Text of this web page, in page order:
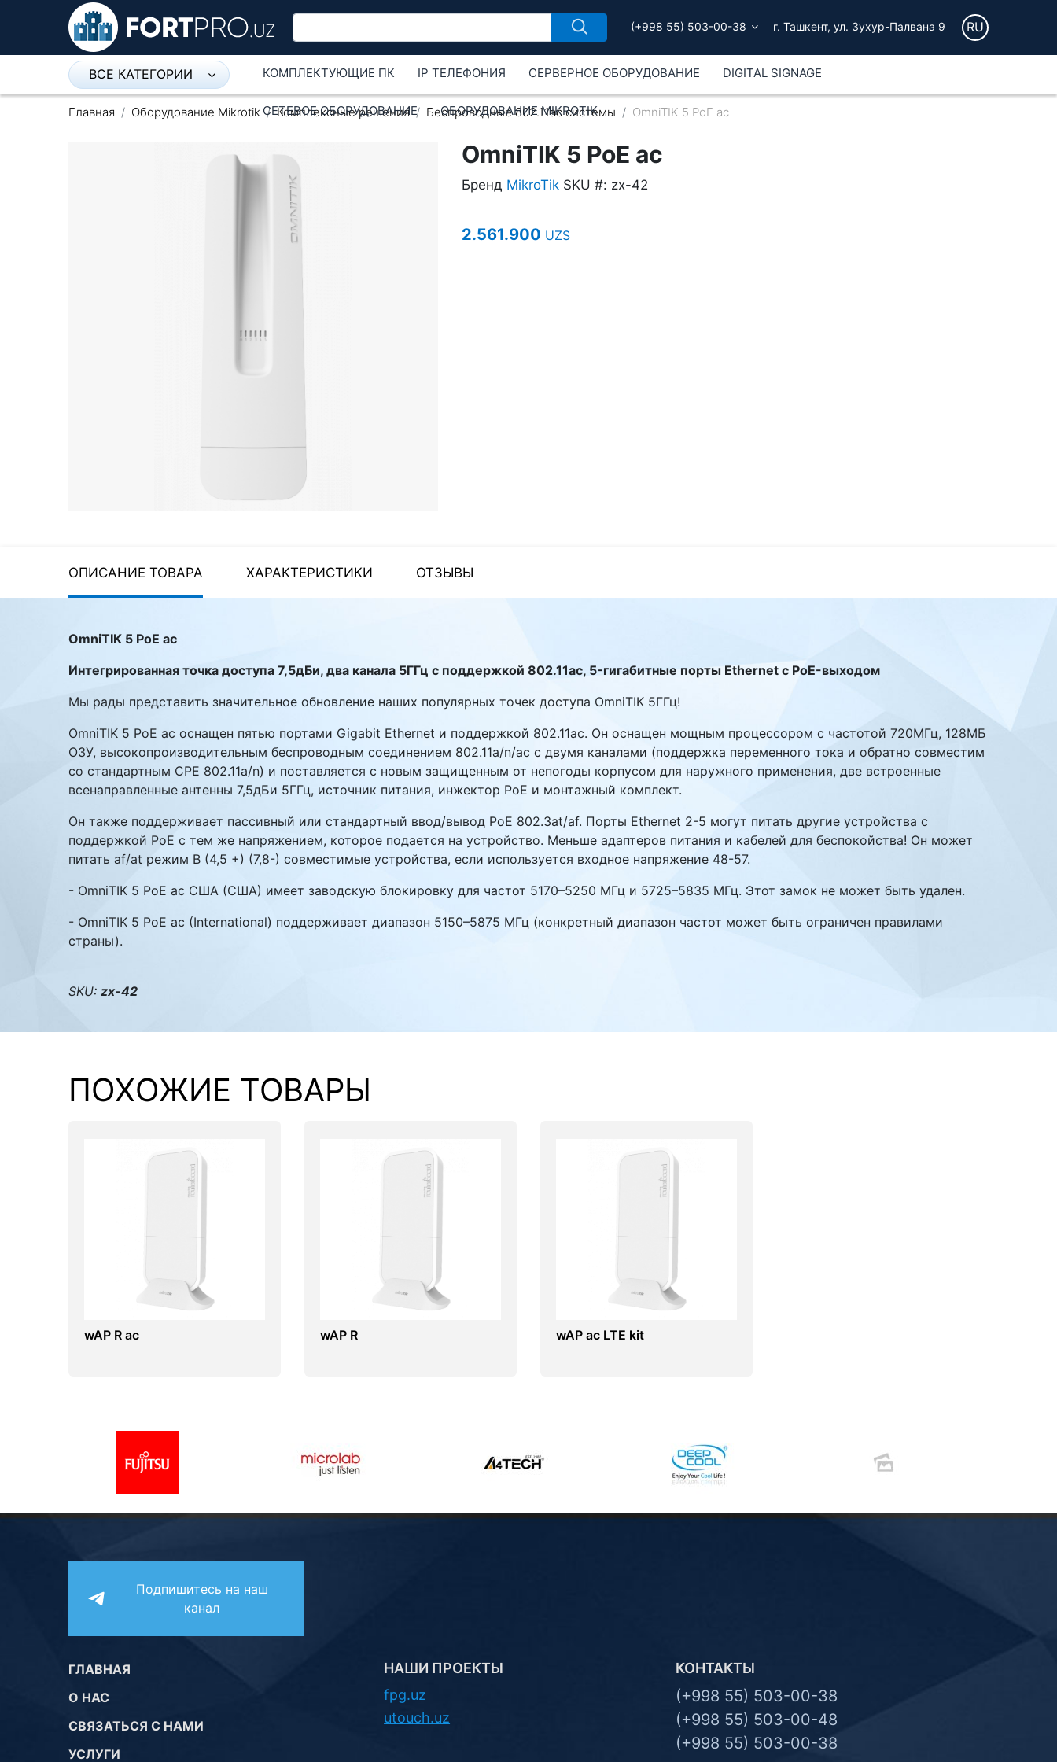
(+998 55) 503-00-38 г. Ташкент, ул. Зухур-Палвана 9 RU
ВСЕ КАТЕГОРИИ
Микрофон
Системы охлаждения
Видеоконференцсвязь
Digital Signage
Видеонаблюдение
Компьютеры Fujitsu
Комплектующие ПК
КОМПЛЕКТУЮЩИЕ ПК IP ТЕЛЕФОНИЯ СЕРВЕРНОЕ ОБОРУДОВАНИЕ DIGITAL SIGNAGE
СЕТЕВОЕ ОБОРУДОВАНИЕ ОБОРУДОВАНИЕ MIKROTIK
Главная Оборудование Mikrotik Комплексные решения Беспроводные 802.11ac системы OmniTIK 5 PoE ac
OmniTIK 5 PoE ac
Бренд MikroTik SKU #: zx-42
2.561.900 UZS
ОПИСАНИЕ ТОВАРА ХАРАКТЕРИСТИКИ ОТЗЫВЫ
OmniTIK 5 PoE ac
Интегрированная точка доступа 7,5дБи, два канала 5ГГц с поддержкой 802.11ac, 5-гигабитные порты Ethernet с PoE-выходом
Мы рады представить значительное обновление наших популярных точек доступа OmniTIK 5ГГц!
OmniTIK 5 PoE ac оснащен пятью портами Gigabit Ethernet и поддержкой 802.11ac. Он оснащен мощным процессором с частотой 720МГц, 128МБ
ОЗУ, высокопроизводительным беспроводным соединением 802.11a/n/ac с двумя каналами (поддержка переменного тока и обратно совместим
со стандартным CPE 802.11a/n) и поставляется с новым защищенным от непогоды корпусом для наружного применения, две встроенные
всенаправленные антенны 7,5дБи 5ГГц, источник питания, инжектор PoE и монтажный комплект.
Он также поддерживает пассивный или стандартный ввод/вывод PoE 802.3at/af. Порты Ethernet 2-5 могут питать другие устройства с
поддержкой PoE с тем же напряжением, которое подается на устройство. Меньше адаптеров питания и кабелей для беспокойства! Он может
питать af/at режим B (4,5 +) (7,8-) совместимые устройства, если используется входное напряжение 48-57.
- OmniTIK 5 PoE ac США (США) имеет заводскую блокировку для частот 5170–5250 МГц и 5725–5835 МГц. Этот замок не может быть удален.
- OmniTIK 5 PoE ac (International) поддерживает диапазон 5150–5875 МГц (конкретный диапазон частот может быть ограничен правилами
страны).
SKU: zx-42
ПОХОЖИЕ ТОВАРЫ
wAP R ac wAP R wAP ac LTE kit
Подпишитесь на наш
канал
ГЛАВНАЯ
О НАС
СВЯЗАТЬСЯ С НАМИ
УСЛУГИ
НАШИ ПРОЕКТЫ
fpg.uz
utouch.uz
КОНТАКТЫ
(+998 55) 503-00-38
(+998 55) 503-00-48
(+998 55) 503-00-38